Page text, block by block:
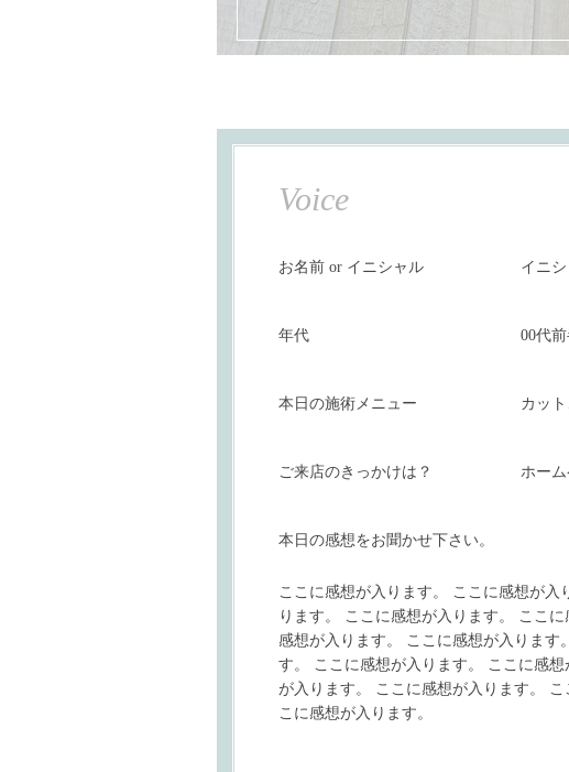
Voice
お名前 or イニシャル イニ
年代 00代
本日の施術メニュー カッ
ご来店のきっかけは？ ホー
本日の感想をお聞かせ下さい。
ここに感想が入ります。 ここに感想が入
ります。 ここに感想が入ります。 ここ
感想が入ります。 ここに感想が入ります
す。 ここに感想が入ります。 ここに感
が入ります。 ここに感想が入ります。
こに感想が入ります。